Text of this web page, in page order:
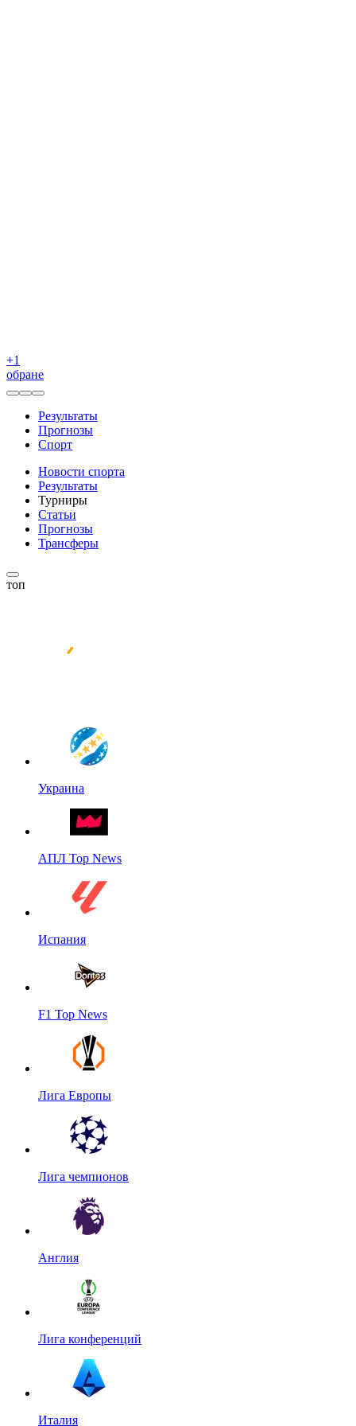
+1
обране
Результаты
Прогнозы
Спорт
Новости спорта
Результаты
Турниры
Статьи
Прогнозы
Трансферы
топ
Украина
АПЛ Top News
Испания
F1 Top News
Лига Европы
Лига чемпионов
Англия
Лига конференций
Италия